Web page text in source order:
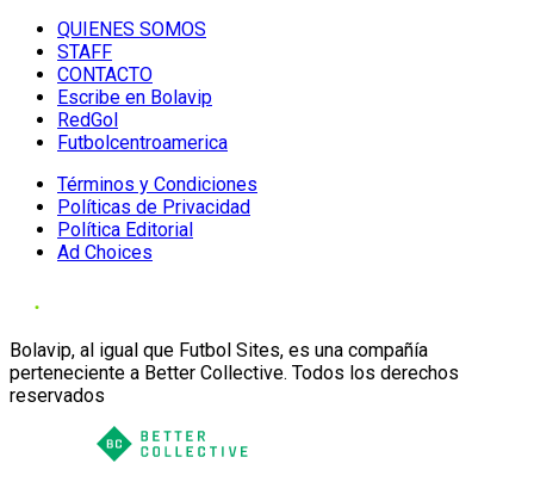
QUIENES SOMOS
STAFF
CONTACTO
Escribe en Bolavip
RedGol
Futbolcentroamerica
Términos y Condiciones
Políticas de Privacidad
Política Editorial
Ad Choices
Bolavip, al igual que Futbol Sites, es una compañía
perteneciente a Better Collective. Todos los derechos
reservados